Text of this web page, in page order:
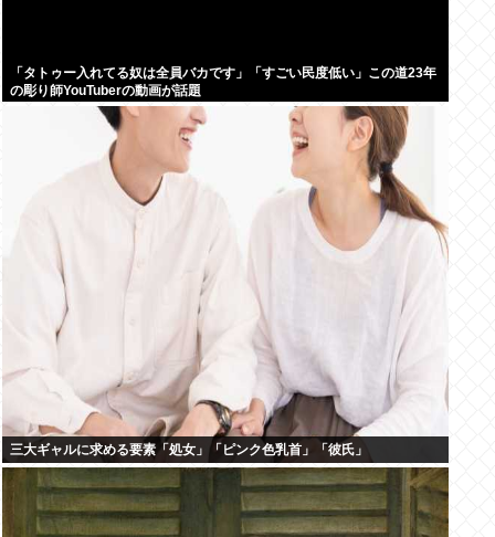
「タトゥー入れてる奴は全員バカです」「すごい民度低い」この道23年
の彫り師YouTuberの動画が話題
三大ギャルに求める要素「処女」「ピンク色乳首」「彼氏」